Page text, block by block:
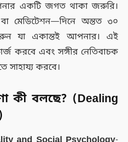
একটি জগত থাকা জরুরি।
মেডিটেশন—দিনে অন্তত ৩০
যা একান্তই আপনার। এই
করবে এবং সঙ্গীর নেতিবাচক
সাহায্য করবে।
কী বলছে? (Dealing